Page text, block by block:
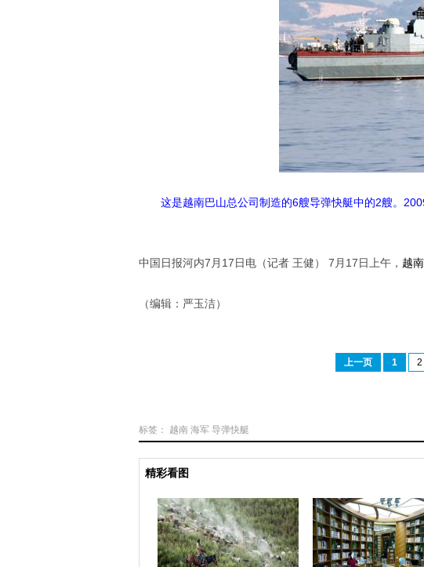
这是越南巴山总公司制造的6艘导弹快艇中的2艘。
中国日报河内7月17日电（记者 王健） 7月17日上午， 越南
（编辑：严玉洁）
上一页 1 2
标签： 越南 海军 导弹快艇
精彩看图